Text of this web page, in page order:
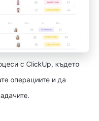
с ClickUp, където
операциите и да